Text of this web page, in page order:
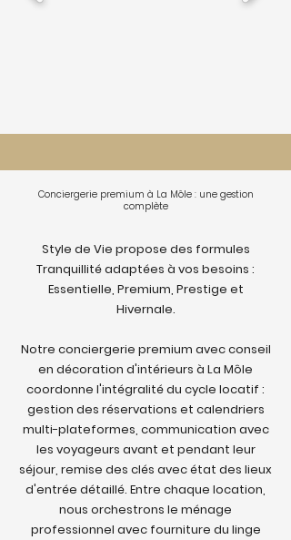
Conciergerie premium à La Môle : une gestion
complète
Style de Vie propose des formules
Tranquillité adaptées à vos besoins :
Essentielle, Premium, Prestige et
Hivernale.
Notre conciergerie premium avec conseil
en décoration d'intérieurs à La Môle
coordonne l'intégralité du cycle locatif :
gestion des réservations et calendriers
multi-plateformes, communication avec
les voyageurs avant et pendant leur
séjour, remise des clés avec état des lieux
d'entrée détaillé. Entre chaque location,
nous orchestrons le ménage
professionnel avec fourniture du linge